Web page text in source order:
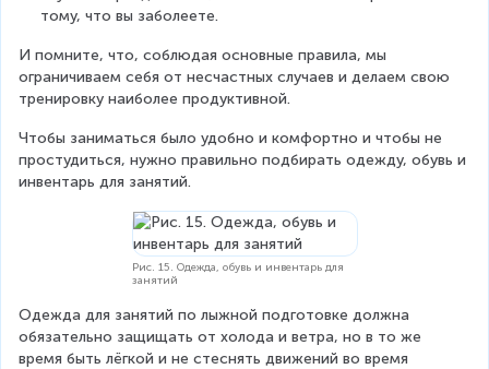
тому, что вы заболеете.
И помните, что, соблюдая основные правила, мы
ограничиваем себя от несчастных случаев и делаем свою
тренировку наиболее продуктивной.
Чтобы заниматься было удобно и комфортно и чтобы не
простудиться, нужно правильно подбирать одежду, обувь и
инвентарь для занятий.
Рис. 15. Одежда, обувь и инвентарь для
занятий
Одежда для занятий по лыжной подготовке должна
обязательно защищать от холода и ветра, но в то же
время быть лёгкой и не стеснять движений во время